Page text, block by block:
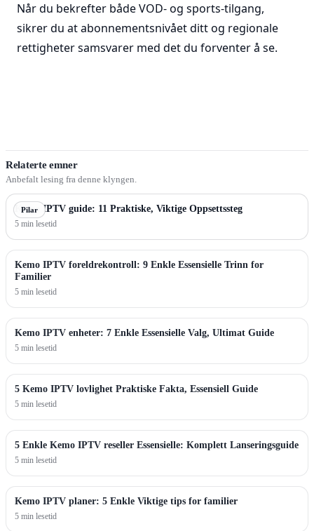
Når du bekrefter både VOD- og sports-tilgang,
sikrer du at abonnementsnivået ditt og regionale
rettigheter samsvarer med det du forventer å se.
Relaterte emner
Anbefalt lesing fra denne klyngen.
Pilar
Kemo IPTV guide: 11 Praktiske, Viktige Oppsettssteg
5 min lesetid
Kemo IPTV foreldrekontroll: 9 Enkle Essensielle Trinn for
Familier
5 min lesetid
Kemo IPTV enheter: 7 Enkle Essensielle Valg, Ultimat Guide
5 min lesetid
5 Kemo IPTV lovlighet Praktiske Fakta, Essensiell Guide
5 min lesetid
5 Enkle Kemo IPTV reseller Essensielle: Komplett Lanseringsguide
5 min lesetid
Kemo IPTV planer: 5 Enkle Viktige tips for familier
5 min lesetid